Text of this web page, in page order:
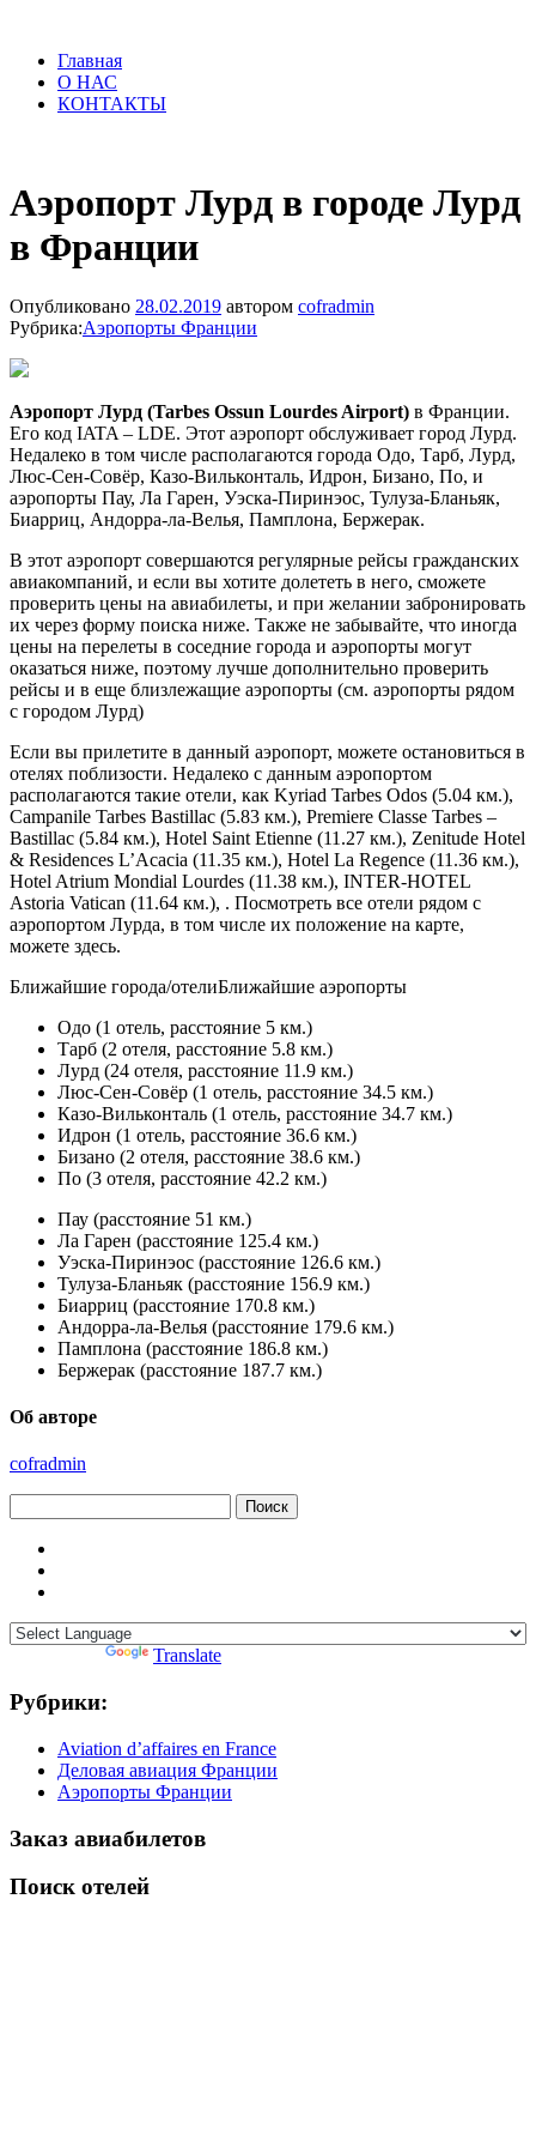
Главная
О НАС
КОНТАКТЫ
Аэропорт Лурд в городе Лурд
в Франции
Опубликовано 28.02.2019 автором cofradmin
Рубрика:Аэропорты Франции
Аэропорт Лурд (Tarbes Ossun Lourdes Airport) в Франции.
Его код IATA – LDE. Этот аэропорт обслуживает город Лурд.
Недалеко в том числе располагаются города Одо, Тарб, Лурд,
Люс-Сен-Совёр, Казо-Вильконталь, Идрон, Бизано, По, и
аэропорты Пау, Ла Гарен, Уэска-Пиринэос, Тулуза-Бланьяк,
Биарриц, Андорра-ла-Велья, Памплона, Бержерак.
В этот аэропорт совершаются регулярные рейсы гражданских
авиакомпаний, и если вы хотите долететь в него, сможете
проверить цены на авиабилеты, и при желании забронировать
их через форму поиска ниже. Также не забывайте, что иногда
цены на перелеты в соседние города и аэропорты могут
оказаться ниже, поэтому лучше дополнительно проверить
рейсы и в еще близлежащие аэропорты (см. аэропорты рядом
с городом Лурд)
Если вы прилетите в данный аэропорт, можете остановиться в
отелях поблизости. Недалеко с данным аэропортом
располагаются такие отели, как Kyriad Tarbes Odos (5.04 км.),
Campanile Tarbes Bastillac (5.83 км.), Premiere Classe Tarbes –
Bastillac (5.84 км.), Hotel Saint Etienne (11.27 км.), Zenitude Hotel
& Residences L’Acacia (11.35 км.), Hotel La Regence (11.36 км.),
Hotel Atrium Mondial Lourdes (11.38 км.), INTER-HOTEL
Astoria Vatican (11.64 км.), . Посмотреть все отели рядом с
аэропортом Лурда, в том числе их положение на карте,
можете здесь.
Ближайшие города/отелиБлижайшие аэропорты
Одо (1 отель, расстояние 5 км.)
Тарб (2 отеля, расстояние 5.8 км.)
Лурд (24 отеля, расстояние 11.9 км.)
Люс-Сен-Совёр (1 отель, расстояние 34.5 км.)
Казо-Вильконталь (1 отель, расстояние 34.7 км.)
Идрон (1 отель, расстояние 36.6 км.)
Бизано (2 отеля, расстояние 38.6 км.)
По (3 отеля, расстояние 42.2 км.)
Пау (расстояние 51 км.)
Ла Гарен (расстояние 125.4 км.)
Уэска-Пиринэос (расстояние 126.6 км.)
Тулуза-Бланьяк (расстояние 156.9 км.)
Биарриц (расстояние 170.8 км.)
Андорра-ла-Велья (расстояние 179.6 км.)
Памплона (расстояние 186.8 км.)
Бержерак (расстояние 187.7 км.)
Об авторе
cofradmin
Translate
Рубрики:
Aviation d’affaires en France
Деловая авиация Франции
Аэропорты Франции
Заказ авиабилетов
Поиск отелей